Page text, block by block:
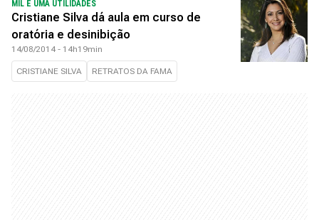
MIL E UMA UTILIDADES
Cristiane Silva dá aula em curso de
oratória e desinibição
14/08/2014 - 14h19min
CRISTIANE SILVA RETRATOS DA FAMA